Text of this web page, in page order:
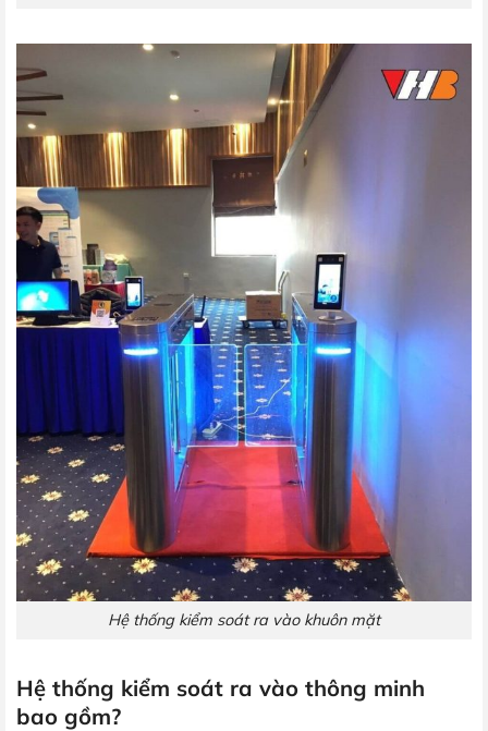
Hệ thống kiểm soát ra vào khuôn mặt
Hệ thống kiểm soát ra vào thông minh
bao gồm?